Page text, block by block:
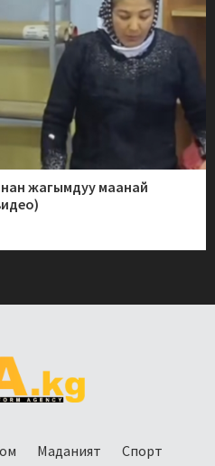
жагымдуу маанай
Маданият Спорт